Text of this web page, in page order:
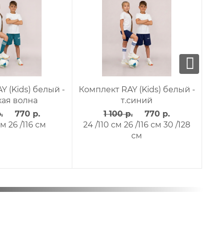
Комплект RAY (Kids) белый-
1 100 р.
770 р.
24 /110 см
26 /116 см 28 /122 см
Комплект
фиолетовый,
1 100 р.
28 /